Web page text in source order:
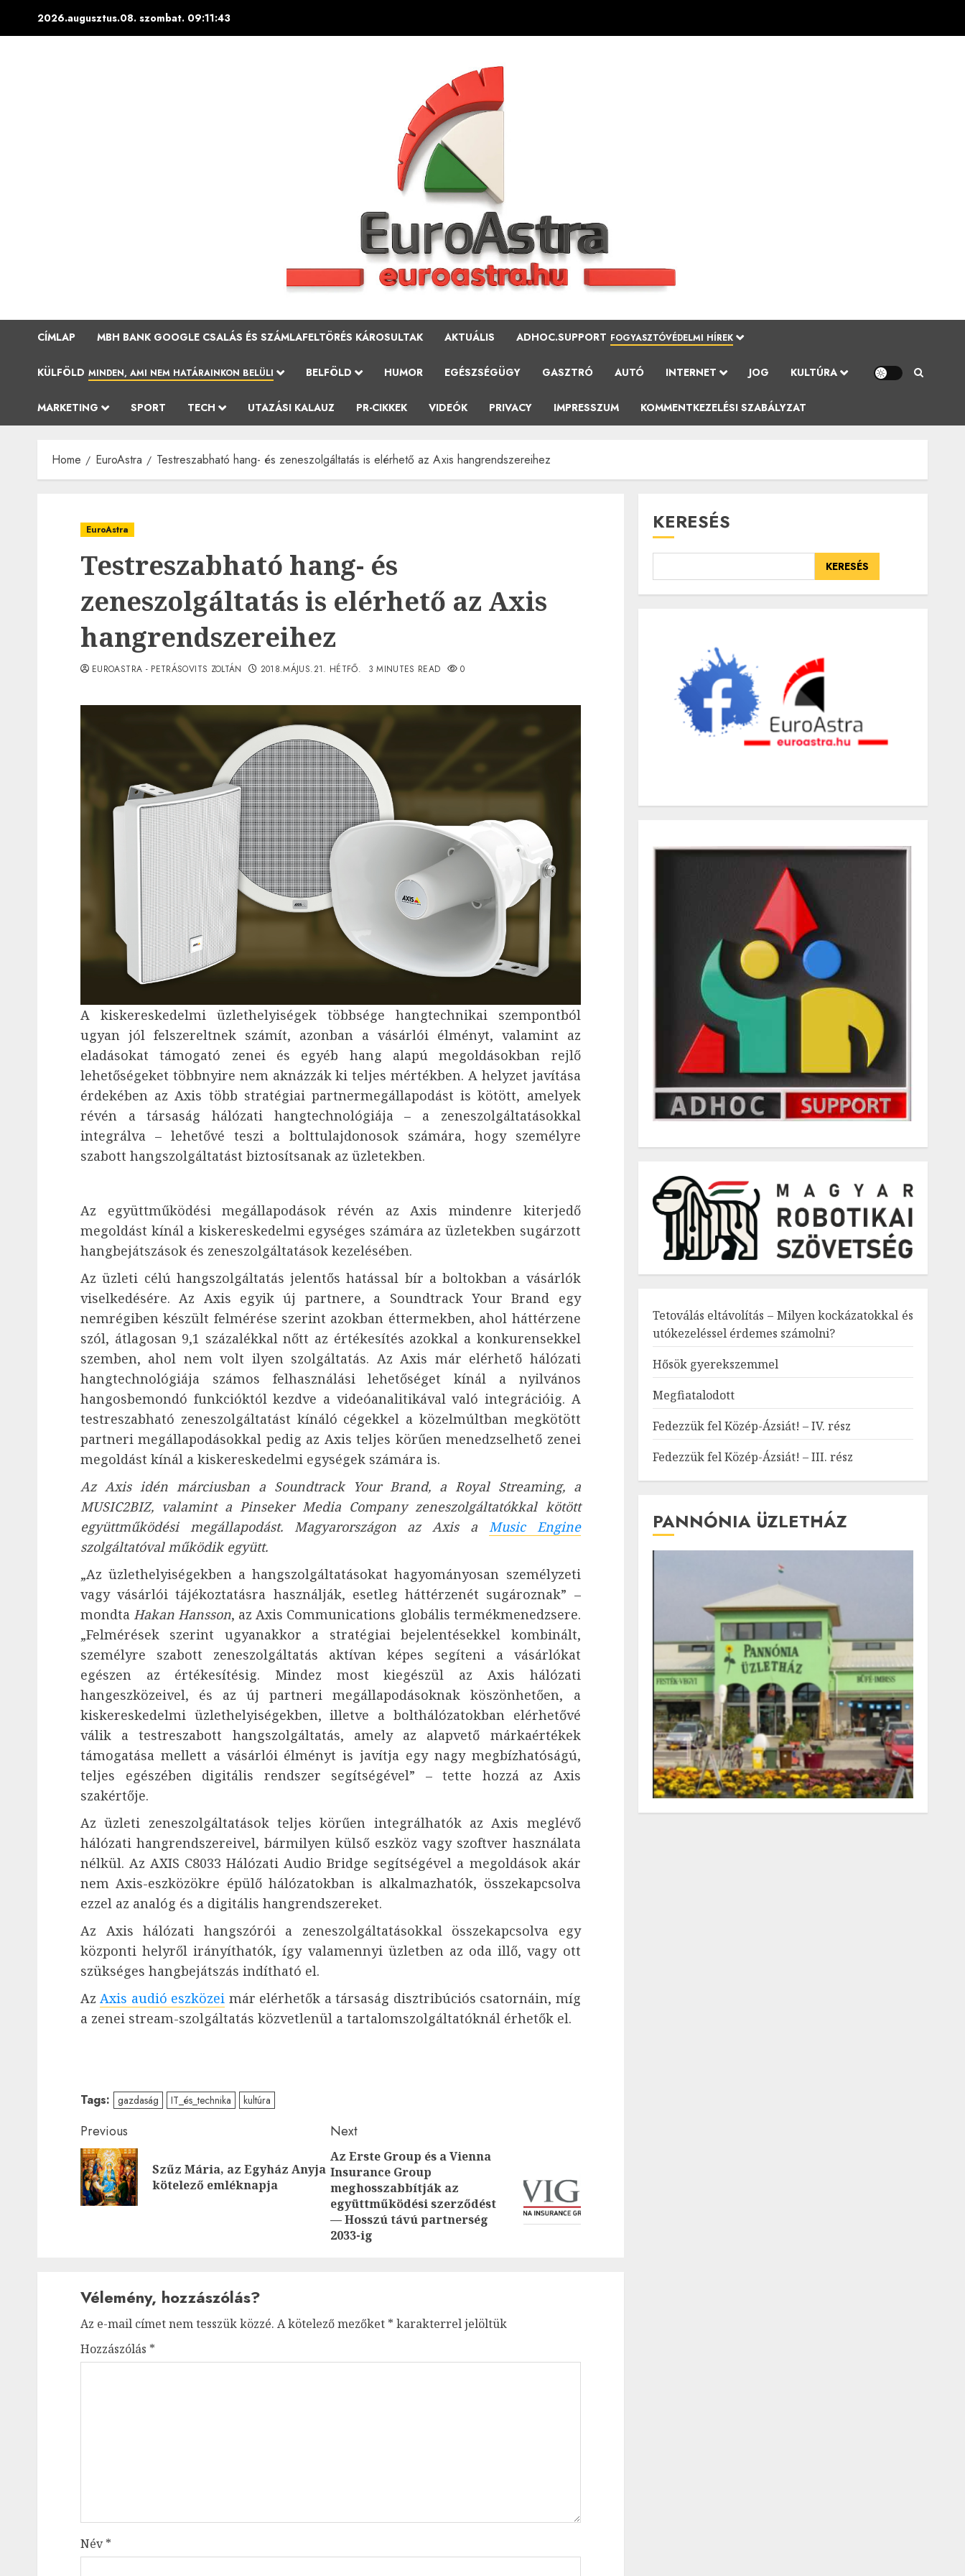
2026.augusztus.08. szombat. 09:11:44
CÍMLAP MBH BANK GOOGLE CSALÁS ÉS SZÁMLAFELTÖRÉS KÁROSULTAK AKTUÁLIS ADHOC.SUPPORT FOGYASZTÓVÉDELMI HÍREK
KÜLFÖLD MINDEN, AMI NEM HATÁRAINKON BELÜLI BELFÖLD HUMOR EGÉSZSÉGÜGY GASZTRÓ AUTÓ INTERNET JOG KULTÚRA
MARKETING SPORT TECH UTAZÁSI KALAUZ PR-CIKKEK VIDEÓK PRIVACY IMPRESSZUM KOMMENTKEZELÉSI SZABÁLYZAT
Home EuroAstra Testreszabható hang- és zeneszolgáltatás is elérhető az Axis hangrendszereihez
EuroAstra
Testreszabható hang- és
zeneszolgáltatás is elérhető az Axis
hangrendszereihez
EUROASTRA - PETRÁSOVITS ZOLTÁN 2018.MÁJUS.21. HÉTFŐ. 3 MINUTES READ 0
A kiskereskedelmi üzlethelyiségek többsége hangtechnikai szempontból
ugyan jól felszereltnek számít, azonban a vásárlói élményt, valamint az
eladásokat támogató zenei és egyéb hang alapú megoldásokban rejlő
lehetőségeket többnyire nem aknázzák ki teljes mértékben. A helyzet javítása
érdekében az Axis több stratégiai partnermegállapodást is kötött, amelyek
révén a társaság hálózati hangtechnológiája – a zeneszolgáltatásokkal
integrálva – lehetővé teszi a bolttulajdonosok számára, hogy személyre
szabott hangszolgáltatást biztosítsanak az üzletekben.
Az együttműködési megállapodások révén az Axis mindenre kiterjedő
megoldást kínál a kiskereskedelmi egységes számára az üzletekben sugárzott
hangbejátszások és zeneszolgáltatások kezelésében.
Az üzleti célú hangszolgáltatás jelentős hatással bír a boltokban a vásárlók
viselkedésére. Az Axis egyik új partnere, a Soundtrack Your Brand egy
nemrégiben készült felmérése szerint azokban éttermekben, ahol háttérzene
szól, átlagosan 9,1 százalékkal nőtt az értékesítés azokkal a konkurensekkel
szemben, ahol nem volt ilyen szolgáltatás. Az Axis már elérhető hálózati
hangtechnológiája számos felhasználási lehetőséget kínál a nyilvános
hangosbemondó funkcióktól kezdve a videóanalitikával való integrációig. A
testreszabható zeneszolgáltatást kínáló cégekkel a közelmúltban megkötött
partneri megállapodásokkal pedig az Axis teljes körűen menedzselhető zenei
megoldást kínál a kiskereskedelmi egységek számára is.
Az Axis idén márciusban a Soundtrack Your Brand, a Royal Streaming, a
MUSIC2BIZ, valamint a Pinseker Media Company zeneszolgáltatókkal kötött
együttműködési megállapodást. Magyarországon az Axis a Music Engine
szolgáltatóval működik együtt.
„Az üzlethelyiségekben a hangszolgáltatásokat hagyományosan személyzeti
vagy vásárlói tájékoztatásra használják, esetleg háttérzenét sugároznak” –
mondta Hakan Hansson, az Axis Communications globális termékmenedzsere.
„Felmérések szerint ugyanakkor a stratégiai bejelentésekkel kombinált,
személyre szabott zeneszolgáltatás aktívan képes segíteni a vásárlókat
egészen az értékesítésig. Mindez most kiegészül az Axis hálózati
hangeszközeivel, és az új partneri megállapodásoknak köszönhetően, a
kiskereskedelmi üzlethelyiségekben, illetve a bolthálózatokban elérhetővé
válik a testreszabott hangszolgáltatás, amely az alapvető márkaértékek
támogatása mellett a vásárlói élményt is javítja egy nagy megbízhatóságú,
teljes egészében digitális rendszer segítségével” – tette hozzá az Axis
szakértője.
Az üzleti zeneszolgáltatások teljes körűen integrálhatók az Axis meglévő
hálózati hangrendszereivel, bármilyen külső eszköz vagy szoftver használata
nélkül. Az AXIS C8033 Hálózati Audio Bridge segítségével a megoldások akár
nem Axis-eszközökre épülő hálózatokban is alkalmazhatók, összekapcsolva
ezzel az analóg és a digitális hangrendszereket.
Az Axis hálózati hangszórói a zeneszolgáltatásokkal összekapcsolva egy
központi helyről irányíthatók, így valamennyi üzletben az oda illő, vagy ott
szükséges hangbejátszás indítható el.
Az Axis audió eszközei már elérhetők a társaság disztribúciós csatornáin, míg
a zenei stream-szolgáltatás közvetlenül a tartalomszolgáltatóknál érhetők el.
Tags: gazdaság IT_és_technika kultúra
Post
navigation
Previous
Previous
post:
Szűz Mária, az Egyház Anyja
kötelező emléknapja
Next
Next
post:
Az Erste Group és a Vienna
Insurance Group
meghosszabbítják az
együttműködési szerződést
— Hosszú távú partnerség
2033-ig
Vélemény, hozzászólás?
Az e-mail címet nem tesszük közzé. A kötelező mezőket * karakterrel jelöltük
Hozzászólás *
Név*
KERESÉS
KERESÉS
Tetoválás eltávolítás – Milyen kockázatokkal és
utókezeléssel érdemes számolni?
Hősök gyerekszemmel
Megfiatalodott
Fedezzük fel Közép-Ázsiát! – IV. rész
Fedezzük fel Közép-Ázsiát! – III. rész
PANNÓNIA ÜZLETHÁZ